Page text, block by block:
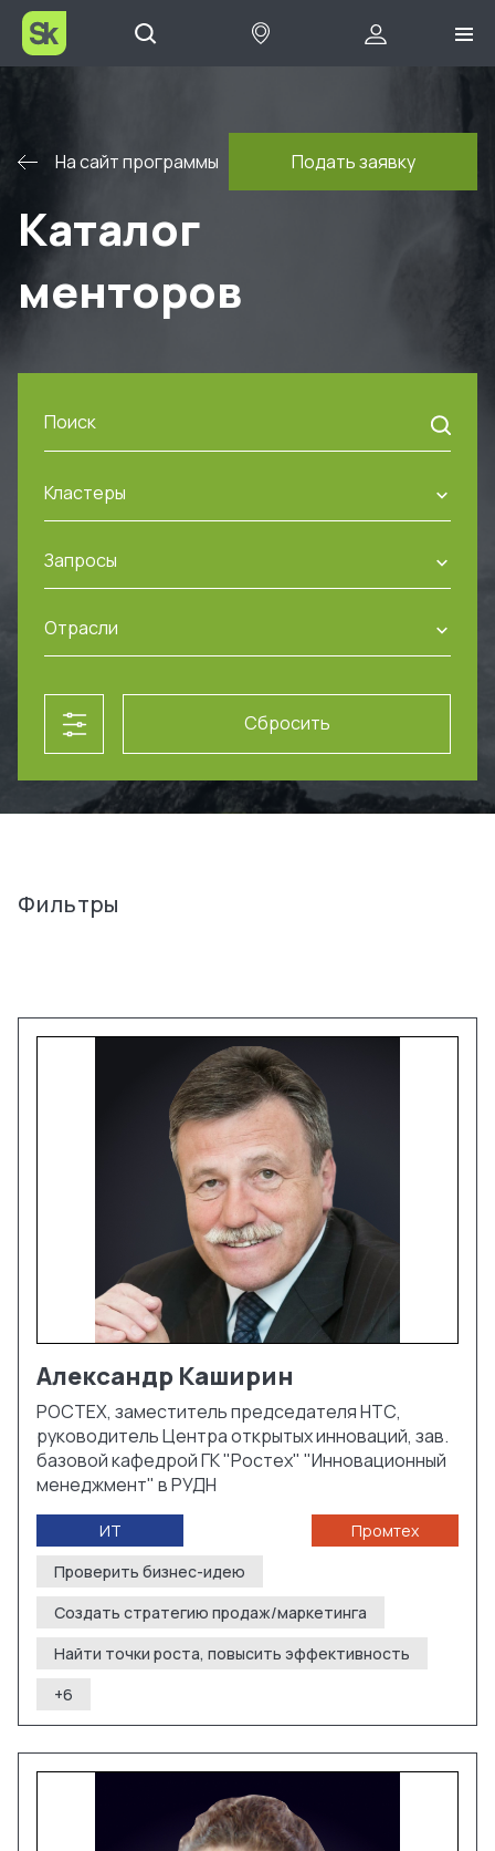
Подать заявку
На сайт программы
Каталог
менторов
Кластеры
Запросы
Отрасли
Сбросить
Фильтры
Александр Каширин
РОСТЕХ, заместитель председателя НТС,
руководитель Центра открытых инноваций, зав.
базовой кафедрой ГК "Ростех" "Инновационный
менеджмент" в РУДН
ИТ
Промтех
Проверить бизнес-идею
Создать стратегию продаж/маркетинга
Найти точки роста, повысить эффективность
+6